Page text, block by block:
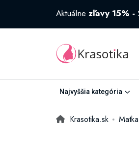
Aktuálne zľavy 15% -
Najvyššia kategória
Krasotika.sk